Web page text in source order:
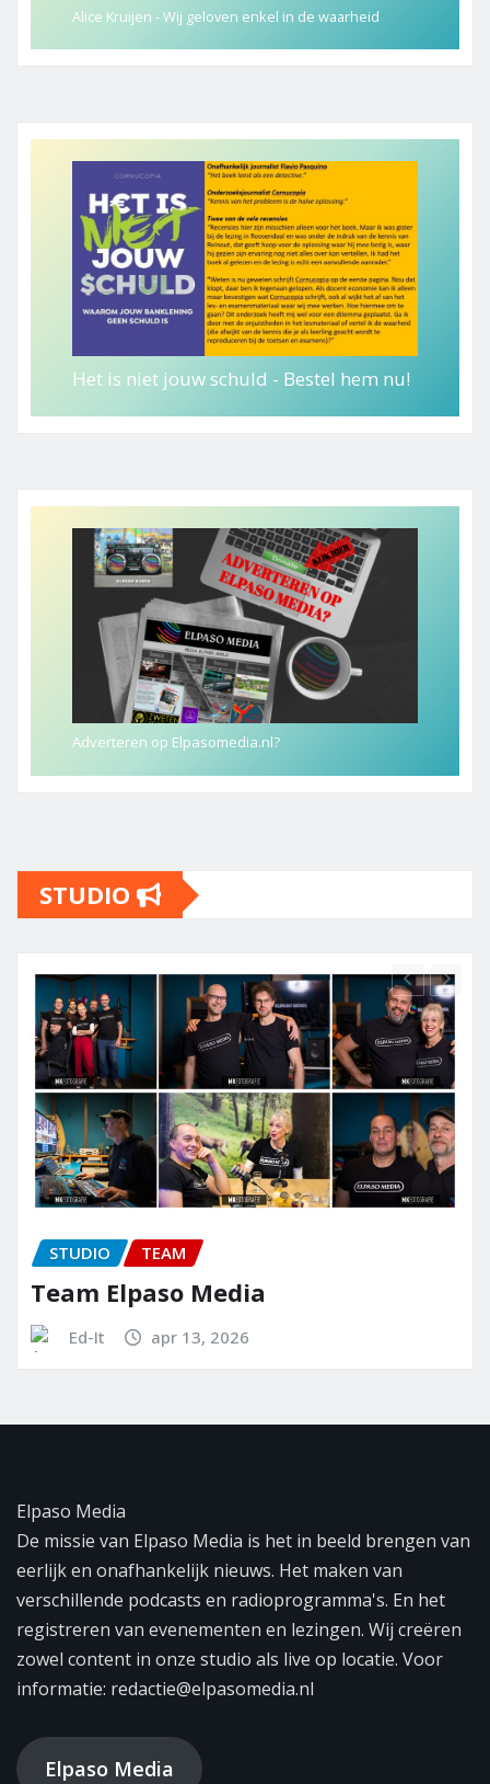
Alice Kruijen - Wij geloven enkel in de waarheid
Het is niet jouw schuld - Bestel hem nu!
Adverteren op Elpasomedia.nl?
STUDIO
TEAM
Media
apr 13, 2026
Elpaso Media
De missie van Elpaso Media is het in beeld brengen van
eerlijk en onafhankelijk nieuws. Het maken van
verschillende podcasts en radioprogramma's. En het
registreren van evenementen en lezingen. Wij creëren
zowel content in onze studio als live op locatie. Voor
informatie: redactie@elpasomedia.nl
Elpaso Media